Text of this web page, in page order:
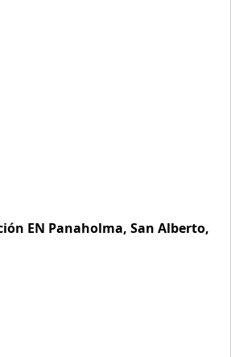
EN Panaholma, San Alberto,